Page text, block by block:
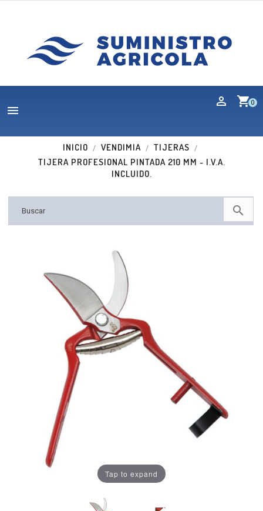
shopping_cart0

INICIO VENDIMIA
TIJERAS
TIJERA PROFESIONAL PINTADA 210 MM - I.V.A.
INCLUIDO.

Tap to expand